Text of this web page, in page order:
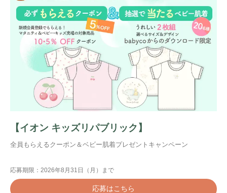
【イオン キッズリパブリック】
全員もらえるクーポン＆ベビー肌着プレゼントキャンペーン
応募期限：2026年8月31日（月）まで
応募はこちら